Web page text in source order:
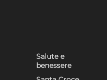
Salute e
benessere